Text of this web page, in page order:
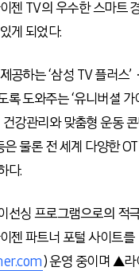
젠 TV의 우수한 스마트
게 되었다.
공하는 ‘삼성 TV플러스’
록 도와주는 ‘유니버셜 가
건강관리와 맞춤형 운동
은 물론 전 세계 다양한
다.
선싱 프로그램으로의 적
젠 파트너 포털 사이트를
)운영 중이며 ▲라